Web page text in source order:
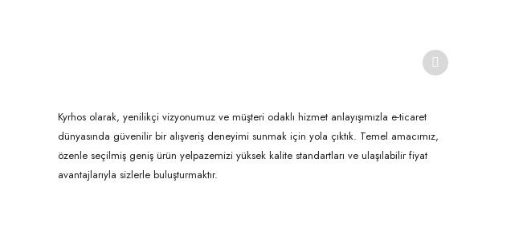
Kyrhos olarak, yenilikçi vizyonumuz ve müşteri odaklı hizmet anlayışımızla e-ticaret
dünyasında güvenilir bir alışveriş deneyimi sunmak için yola çıktık. Temel amacımız,
özenle seçilmiş geniş ürün yelpazemizi yüksek kalite standartları ve ulaşılabilir fiyat
avantajlarıyla sizlerle buluşturmaktır.